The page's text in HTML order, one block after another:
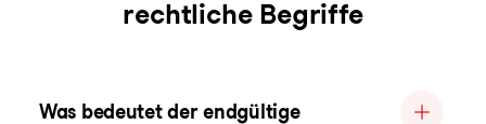
rechtliche Begriffe
Was bedeutet der endgültige